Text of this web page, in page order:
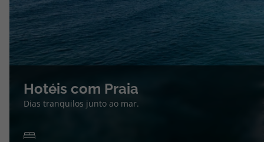
Hotéis com Praia
Dias tranquilos junto ao mar.